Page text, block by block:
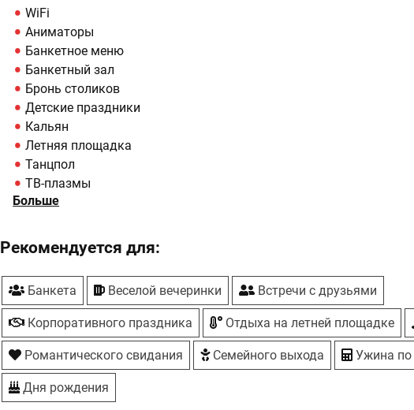
WiFi
Аниматоры
Банкетное меню
Банкетный зал
Бронь столиков
Детские праздники
Кальян
Летняя площадка
Танцпол
ТВ-плазмы
Торты под заказ
Больше
Рекомендуется для:
Банкета Веселой вечеринки Встречи с друзьями
Корпоративного праздника Отдыха на летней площадке
Романтического свидания Семейного выхода Ужина по
Дня рождения